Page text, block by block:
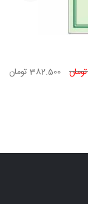
تومان قیمت
382.500 تومان